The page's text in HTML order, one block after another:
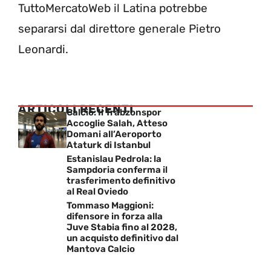
TuttoMercatoWeb il Latina potrebbe
separarsi dal direttore generale Pietro
Leonardi.
ARTICOLI RECENTI
Calcio: Il Trabzonspor
Accoglie Salah, Atteso
Domani all’Aeroporto
Ataturk di Istanbul
Estanislau Pedrola: la
Sampdoria conferma il
trasferimento definitivo
al Real Oviedo
Tommaso Maggioni:
difensore in forza alla
Juve Stabia fino al 2028,
un acquisto definitivo dal
Mantova Calcio